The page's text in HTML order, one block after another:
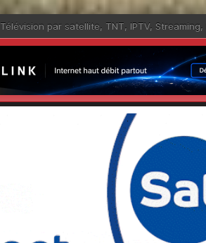
Télévision par satellite, TNT, IPTV, Streaming,